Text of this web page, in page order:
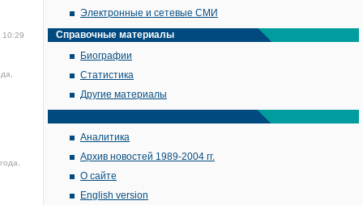
10:29
Электронные и сетевые СМИ
Справочные материалы
Биографии
Статистика
Другие материалы
Аналитика
Архив новостей 1989-2004 гг.
О сайте
English version